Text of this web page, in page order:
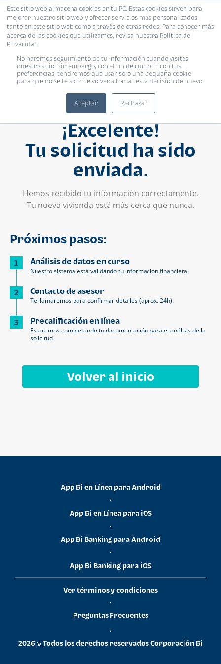
Este sitio web almacena cookies en tu PC. Estas cookies sirven para
mejorar nuestro sitio web y ofrecer servicios más personalizados,
tanto en este sitio web como a través de otras redes. Para conocer más
acerca de las cookies que utilizamos, revisa nuestra Política de
Privacidad.
No haremos seguimiento de tu información cuando visites
nuestro sitio. Sin embargo, con el fin de cumplir con tus
preferencias, tendremos que usar solo una pequeña cookie
para que no se te solicite volver a tomar esta decisión de nuevo.
Aceptar Rechazar
¡Excelente!
Tu solicitud ha sido
enviada.
Hemos recibido tu información correctamente.
Tu nueva vivienda está más cerca que nunca.
Próximos pasos:
1 Análisis de datos en curso
Nuestro sistema está validando tu información financiera.
2 Contacto de asesor
Te llamaremos para confirmar detalles (aprox. 24h).
3 Precalificación en línea
Estaremos completando tu documentación para el análisis de la
solicitud
Volver al inicio
App Bi en Línea para Android
•
App Bi en Línea para iOS
•
App Bi Banking para Android
•
App Bi Banking para iOS
Ver términos y condiciones
•
Preguntas Frecuentes
•
2026 © Todos los derechos reservados Corporación Bi